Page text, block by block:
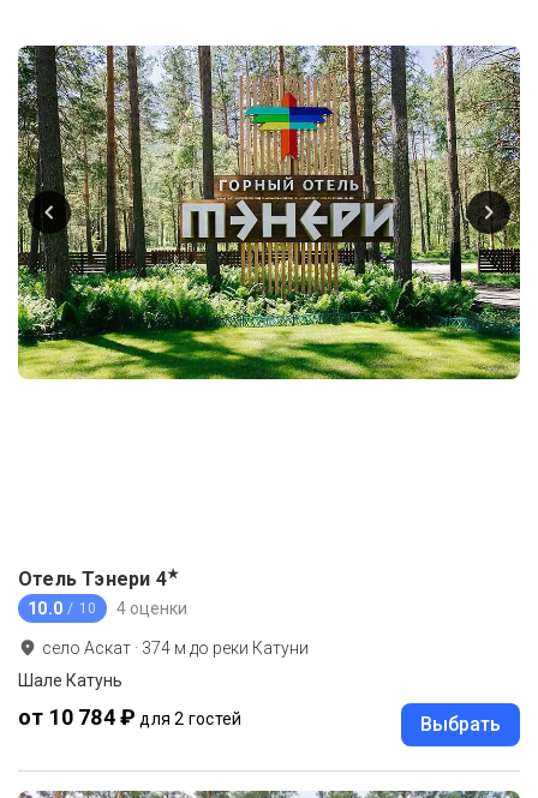
Отель Тэнери 4★
10.0 / 10 4 оценки
село Аскат · 374 м до реки Катуни
Шале Катунь
от 10 784 ₽ для 2 гостей Выбрать